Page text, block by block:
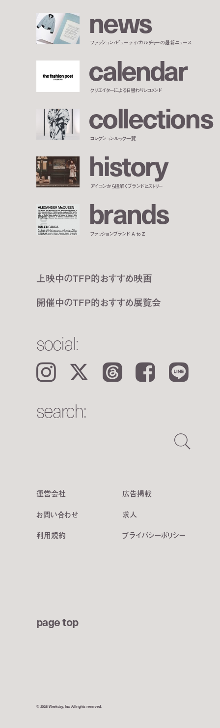
news
ファッション/ビューティ/カルチャーの最新ニュース
calendar
クリエイターによる日替わりレコメンド
collections
コレクションルック一覧
history
アイコンから紐解くブランドヒストリー
brands
ファッションブランド A to Z
上映中のTFP的おすすめ映画
開催中のTFP的おすすめ展覧会
social:
Instagram 𝕏 Threads Facebook LINE
search:
運営会社
広告掲載
お問い合わせ
求人
利用規約 プライバシーポリシー
page top
© 2026 Weekday, Inc. All rights reserved.